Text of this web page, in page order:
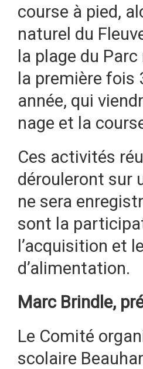
course à pied,
naturel du
la plage du
la première
année, qui
nage et la
Ces activités
dérouleront sur
ne sera
sont la
l’acquisition et
d’alimentation.
Marc Brindle,
Le Comité
scolaire